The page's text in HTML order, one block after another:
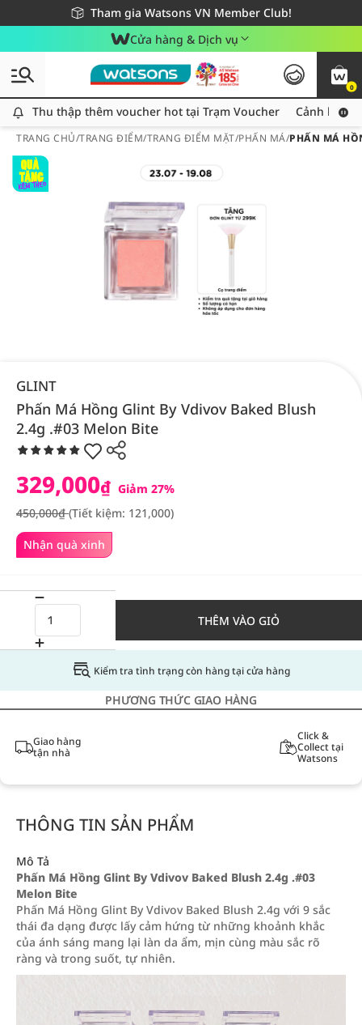
Tham gia Watsons VN Member Club!
Miễn phí giao hàng cho đơn hàng từ 249,000Đ
Giao hàng nhanh 24h - Áp dụng khu vực TP. Hồ Chí Minh
Cửa hàng & Dịch vụ
0
Thu thập thêm voucher hot tại Trạm Voucher
Thu thập thêm voucher hot tại Trạm Voucher Cảnh báo
TRANG CHỦ/TRANG ĐIỂM/TRANG ĐIỂM MẶT/PHẤN MÁ/PHẤN MÁ
GLINT
Phấn Má Hồng Glint By Vdivov Baked Blush
2.4g .#03 Melon Bite
Nhận quà xinh
329,000₫ Giảm 27%
450,000₫(Tiết kiệm: 121,000)
THÊM VÀO GIỎ
Kiểm tra tình trạng còn hàng tại cửa hàng
PHƯƠNG THỨC GIAO HÀNG
Giao hàng
tận nhà
Click &
Collect tại
Watsons
THÔNG TIN SẢN PHẨM
Mô Tả
Phấn Má Hồng Glint By Vdivov Baked Blush 2.4g .#03
Melon Bite
Phấn Má Hồng Glint By Vdivov Baked Blush 2.4g với 9 sắc
thái đa dạng được lấy cảm hứng từ những khoảnh khắc
của ánh sáng mang lại làn da ẩm, mịn cùng màu sắc rõ
ràng và trong suốt, tự nhiên.